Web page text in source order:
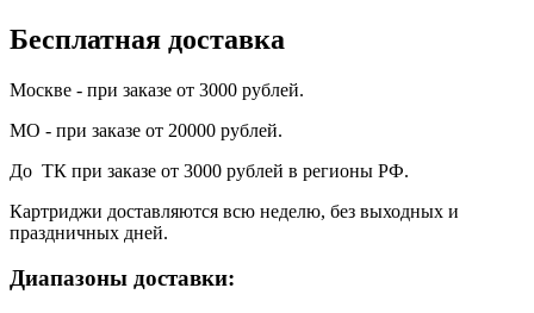
Бесплатная доставка
Москве - при заказе от 3000 рублей.
МО - при заказе от 20000 рублей.
До ТК при заказе от 3000 рублей в регионы РФ.
Картриджи доставляются всю неделю, без выходных и
праздничных дней.
Диапазоны доставки: